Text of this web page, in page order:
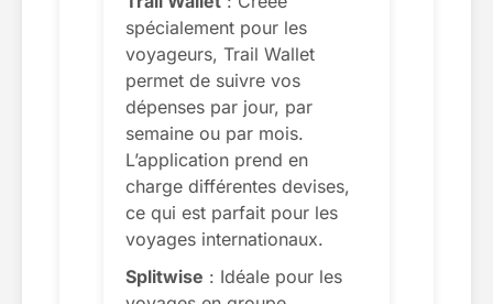
spécialement pour les
voyageurs, Trail Wallet
permet de suivre vos
dépenses par jour, par
semaine ou par mois.
L’application prend en
charge différentes devises,
ce qui est parfait pour les
voyages internationaux.
Splitwise : Idéale pour les